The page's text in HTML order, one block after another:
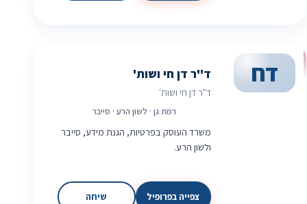
דח ד"ר דן חי ושות'
ד"ר דן חי ושות'
רמת גן · לשון הרע · סייבר
משרד העוסק בפרטיות, הגנת מידע, סייבר
ולשון הרע.
צפייה בפרופיל שיחה